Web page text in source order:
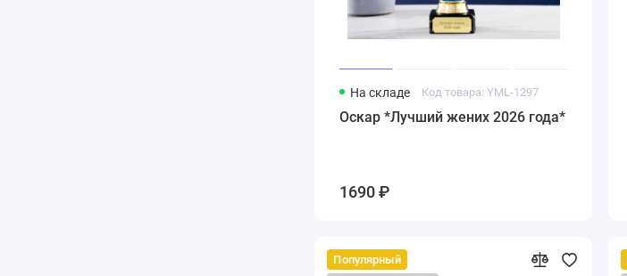
На складе Код товара: YML-1297
Оскар *Лучший жених 2026 года*
1690 ₽
Популярный